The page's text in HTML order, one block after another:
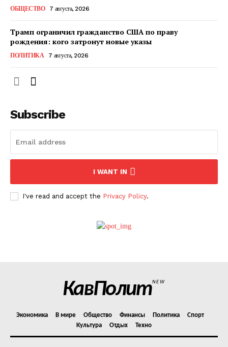
О нас
Политика конфиденциальности
ОБЩЕСТВО 7 августа, 2026
Трамп ограничил гражданство США по праву
рождения: кого затронут новые указы
ПОЛИТИКА 7 августа, 2026
Subscribe
I WANT IN
I've read and accept the Privacy Policy.
КавПолитNEW
Экономика В мире Общество Финансы Политика
Спорт
Культура
Отдых Техно